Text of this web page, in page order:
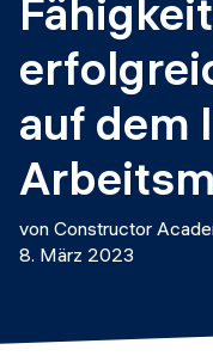
Web-
TEILZEITROGRAMME
Data Science
DevOps
DevOps zu
KURZKURSE
Weiterbildung /
Consulting
Prototyping
Labs
Wer wir sind
Blog
auf dem
von Constructor
8. März 2023